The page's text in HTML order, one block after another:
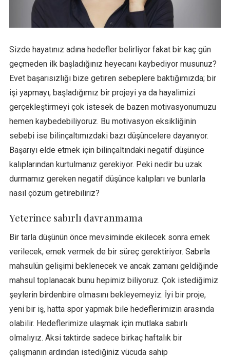
Sizde hayatınız adına hedefler belirliyor fakat bir kaç gün
geçmeden ilk başladığınız heyecanı kaybediyor musunuz?
Evet başarısızlığı bize getiren sebeplere baktığımızda; bir
işi yapmayı, başladığımız bir projeyi ya da hayalimizi
gerçekleştirmeyi çok istesek de bazen motivasyonumuzu
hemen kaybedebiliyoruz. Bu motivasyon eksikliğinin
sebebi ise bilinçaltımızdaki bazı düşüncelere dayanıyor.
Başarıyı elde etmek için bilinçaltındaki negatif düşünce
kalıplarından kurtulmanız gerekiyor. Peki nedir bu uzak
durmamız gereken negatif düşünce kalıpları ve bunlarla
nasıl çözüm getirebiliriz?
Yeterince sabırlı davranmama
Bir tarla düşünün önce mevsiminde ekilecek sonra emek
verilecek, emek vermek de bir süreç gerektiriyor. Sabırla
mahsulün gelişimi beklenecek ve ancak zamanı geldiğinde
mahsul toplanacak bunu hepimiz biliyoruz. Çok istediğimiz
şeylerin birdenbire olmasını bekleyemeyiz. İyi bir proje,
yeni bir iş, hatta spor yapmak bile hedeflerimizin arasında
olabilir. Hedeflerimize ulaşmak için mutlaka sabırlı
olmalıyız. Aksi taktirde sadece birkaç haftalık bir
çalışmanın ardından istediğiniz vücuda sahip